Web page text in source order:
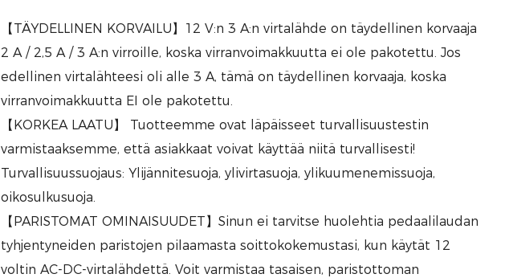
【TÄYDELLINEN KORVAILU】12 V:n 3 A:n virtalähde on täydellinen korvaaja
2 A / 2,5 A / 3 A:n virroille, koska virranvoimakkuutta ei ole pakotettu. Jos
edellinen virtalähteesi oli alle 3 A, tämä on täydellinen korvaaja, koska
virranvoimakkuutta EI ole pakotettu.
【KORKEA LAATU】 Tuotteemme ovat läpäisseet turvallisuustestin
varmistaaksemme, että asiakkaat voivat käyttää niitä turvallisesti!
Turvallisuussuojaus: Ylijännitesuoja, ylivirtasuoja, ylikuumenemissuoja,
oikosulkusuoja.
【PARISTOMAT OMINAISUUDET】Sinun ei tarvitse huolehtia pedaalilaudan
tyhjentyneiden paristojen pilaamasta soittokokemustasi, kun käytät 12
voltin AC-DC-virtalähdettä. Voit varmistaa tasaisen, paristottoman